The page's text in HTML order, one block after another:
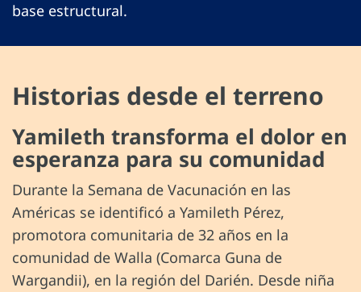
base estructural.
Historias desde el terreno
Yamileth transforma el dolor en
esperanza para su comunidad
Durante la Semana de Vacunación en las
Américas se identificó a Yamileth Pérez,
promotora comunitaria de 32 años en la
comunidad de Walla (Comarca Guna de
Wargandii), en la región del Darién. Desde niña